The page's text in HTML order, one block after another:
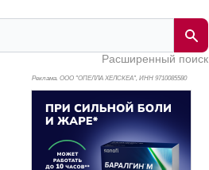
Расширенный поиск
Реклама. ООО "ОПЕЛЛА ХЕЛСКЕА", ИНН 9710085580